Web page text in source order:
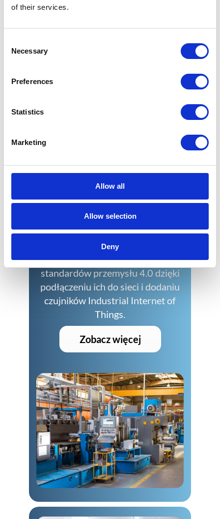
of their services.
Selection
Necessary
Preferences
Statistics
Marketing
Allow all
Allow selection
Deny
System
Rozwiązanie umożliwiające
Zobacz więcej
Retrofitting
Dostosuj swoje stare maszyny do
standardów przemysłu 4.0 dzięki
podłączeniu ich do sieci i dodaniu
czujników Industrial Internet of
Things.
Zobacz więcej